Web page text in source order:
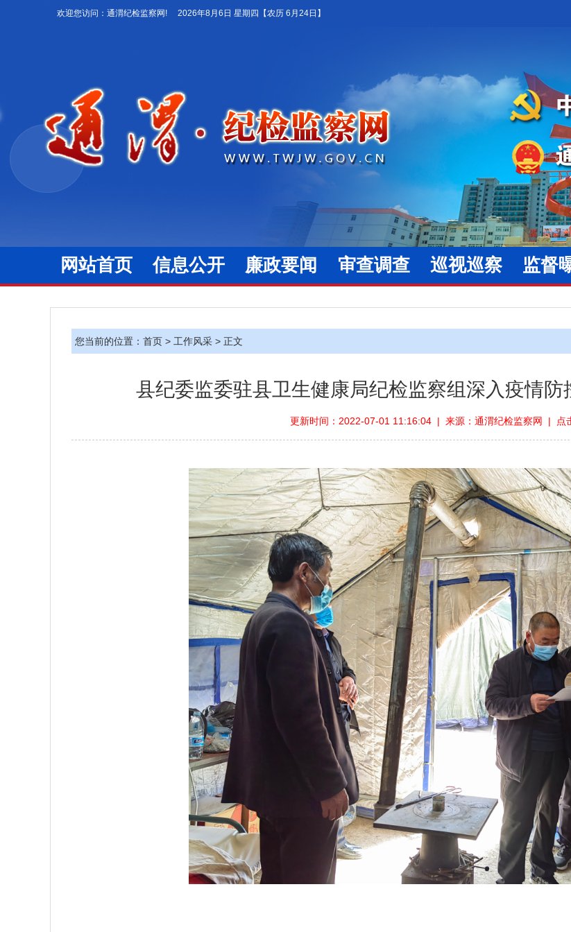
欢迎您访问：通渭纪检监察网! 2026年8月6日 星期四 【农历 6月24日】
网站首页 信息公开 廉政要闻 审查调查 巡视巡察 监督
您当前的位置： 首页 > 工作风采 > 正文
县纪委监委驻县卫生健康局纪检监察组深入疫情
更新时间：2022-07-01 11:16:04 | 来源：通渭纪检监察网 | 点